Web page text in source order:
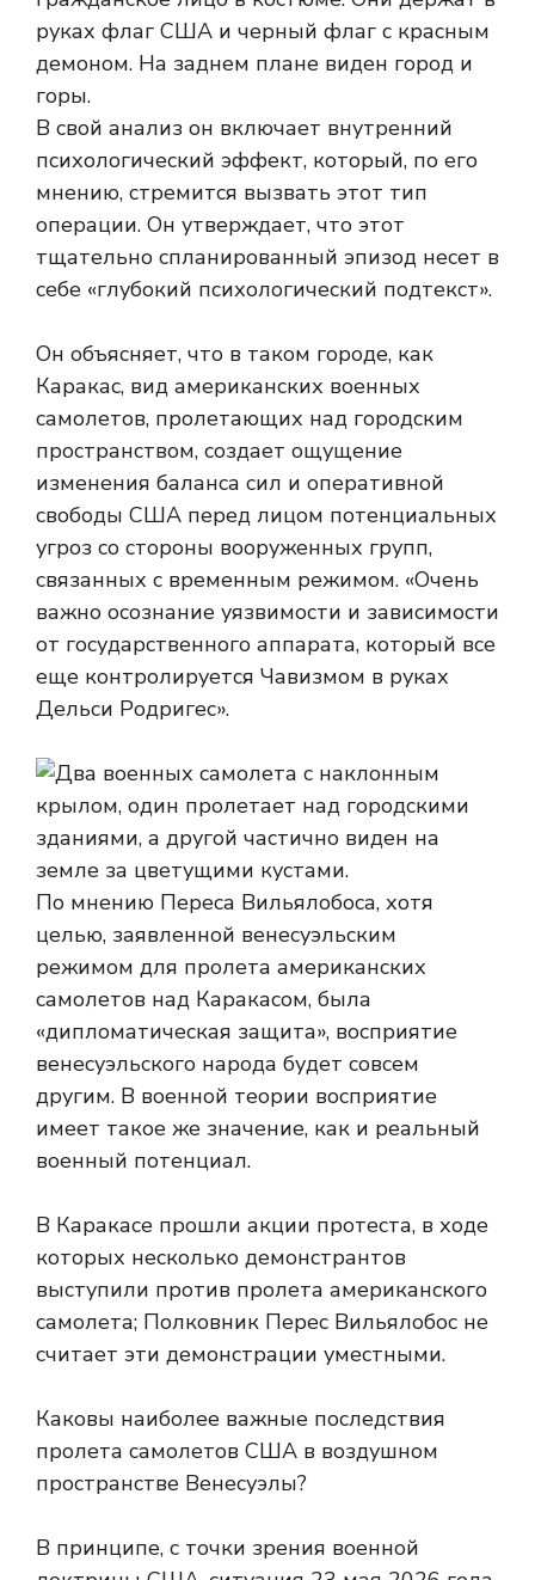
В свой анализ он включает внутренний
психологический эффект, который, по его
мнению, стремится вызвать этот тип
операции. Он утверждает, что этот
тщательно спланированный эпизод несет в
себе «глубокий психологический подтекст».
Он объясняет, что в таком городе, как
Каракас, вид американских военных
самолетов, пролетающих над городским
пространством, создает ощущение
изменения баланса сил и оперативной
свободы США перед лицом потенциальных
угроз со стороны вооруженных групп,
связанных с временным режимом. «Очень
важно осознание уязвимости и зависимости
от государственного аппарата, который все
еще контролируется Чавизмом в руках
Дельси Родригес».
По мнению Переса Вильялобоса, хотя
целью, заявленной венесуэльским
режимом для пролета американских
самолетов над Каракасом, была
«дипломатическая защита», восприятие
венесуэльского народа будет совсем
другим. В военной теории восприятие
имеет такое же значение, как и реальный
военный потенциал.
В Каракасе прошли акции протеста, в ходе
которых несколько демонстрантов
выступили против пролета американского
самолета; Полковник Перес Вильялобос не
считает эти демонстрации уместными.
Каковы наиболее важные последствия
пролета самолетов США в воздушном
пространстве Венесуэлы?
В принципе, с точки зрения военной